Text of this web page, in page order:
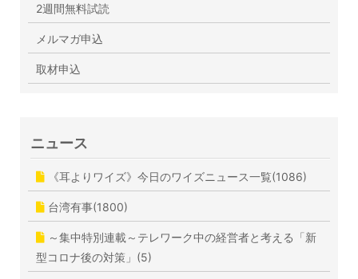
2週間無料試読
メルマガ申込
取材申込
ニュース
《耳よりワイズ》今日のワイズニュース一覧(1086)
台湾有事(1800)
～集中特別連載～テレワーク中の経営者と考える「新
型コロナ後の対策」(5)